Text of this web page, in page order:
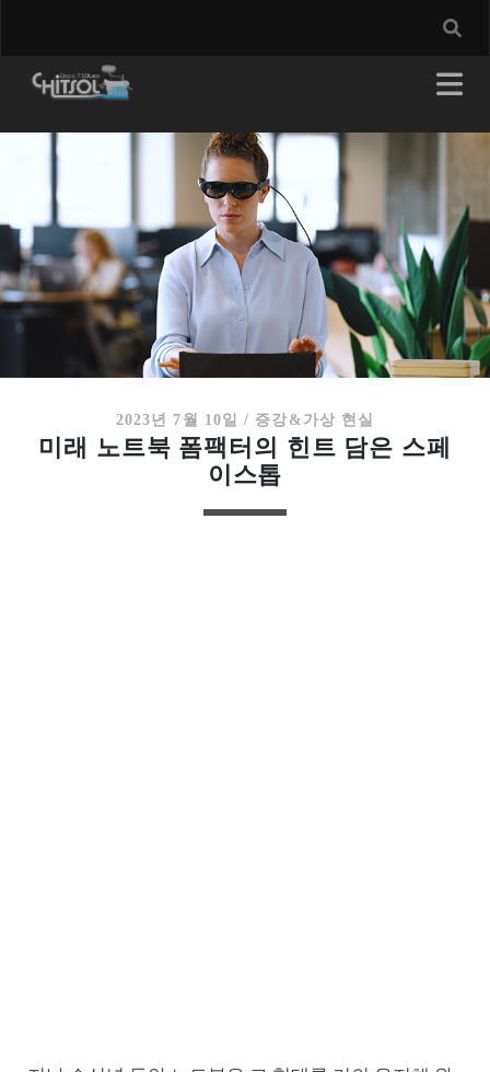
2023년 7월 10일 / 증강&가상 현실
미래 노트북 폼팩터의 힌트 담은 스페
이스톱